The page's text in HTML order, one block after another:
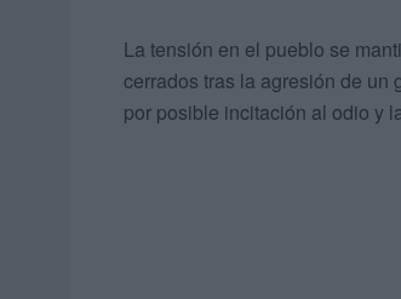
La tensión en el pueblo se
cerrados tras la agresión de un
por posible incitación al odio y